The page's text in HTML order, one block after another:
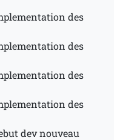
des
des
des
des
dev nouveau